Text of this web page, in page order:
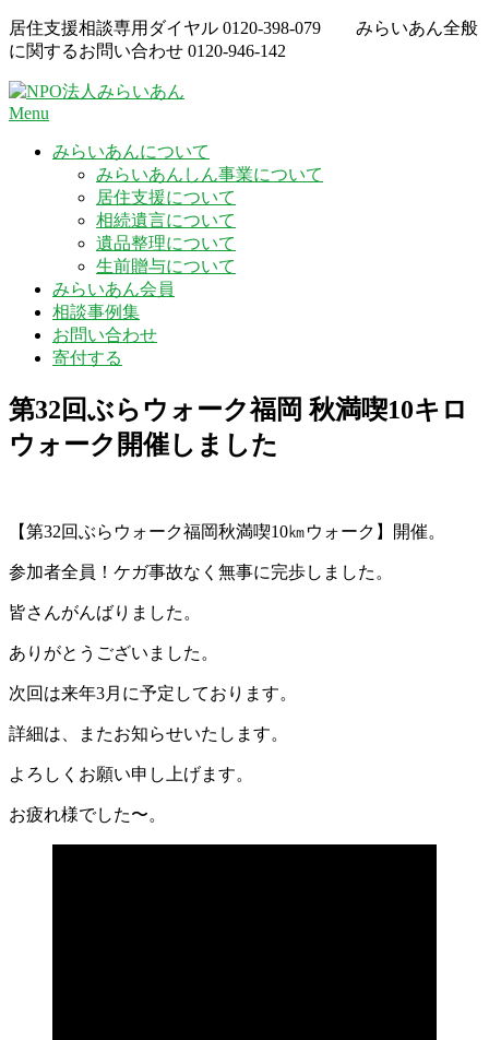
Skip
to
content
居住支援相談専用ダイヤル 0120-398-079
みらいあん全般
に関するお問い合わせ 0120-946-142
Menu
みらいあんについて
みらいあんしん事業について
居住支援について
相続遺言について
遺品整理について
生前贈与について
みらいあん会員
相談事例集
お問い合わせ
寄付する
第32回ぶらウォーク福岡 秋満喫10キロ
ウォーク開催しました
【第32回ぶらウォーク福岡秋満喫10㎞ウォーク】開催。
参加者全員！ケガ事故なく無事に完歩しました。
皆さんがんばりました。
ありがとうございました。
次回は来年3月に予定しております。
詳細は、またお知らせいたします。
よろしくお願い申し上げます。
お疲れ様でした〜。